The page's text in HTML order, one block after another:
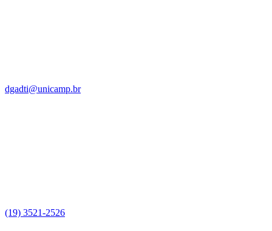
dgadti@unicamp.br
(19) 3521-2526